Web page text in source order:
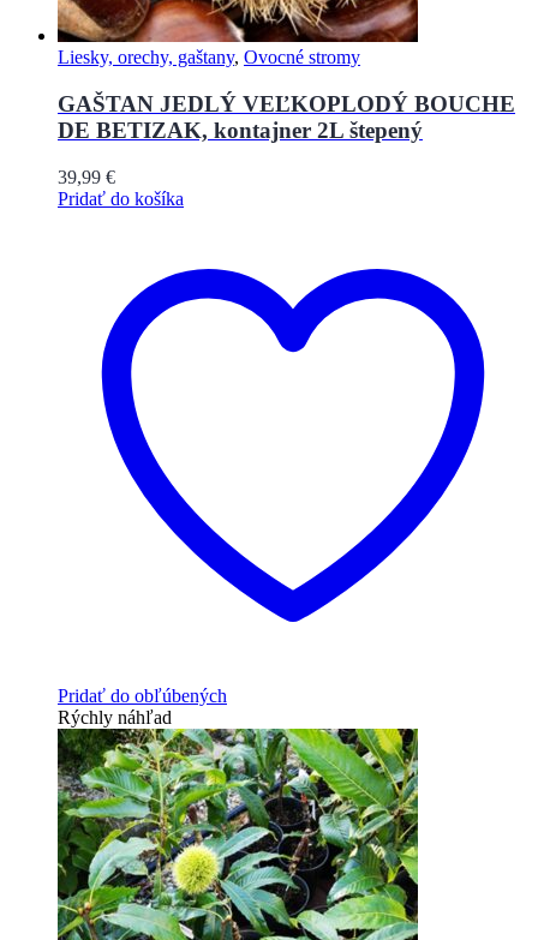
Liesky, orechy, gaštany, Ovocné stromy
GAŠTAN JEDLÝ VEĽKOPLODÝ BOUCHE
DE BETIZAK, kontajner 2L štepený
39,99 €
Pridať do košíka
Pridať do obľúbených
Rýchly náhľad